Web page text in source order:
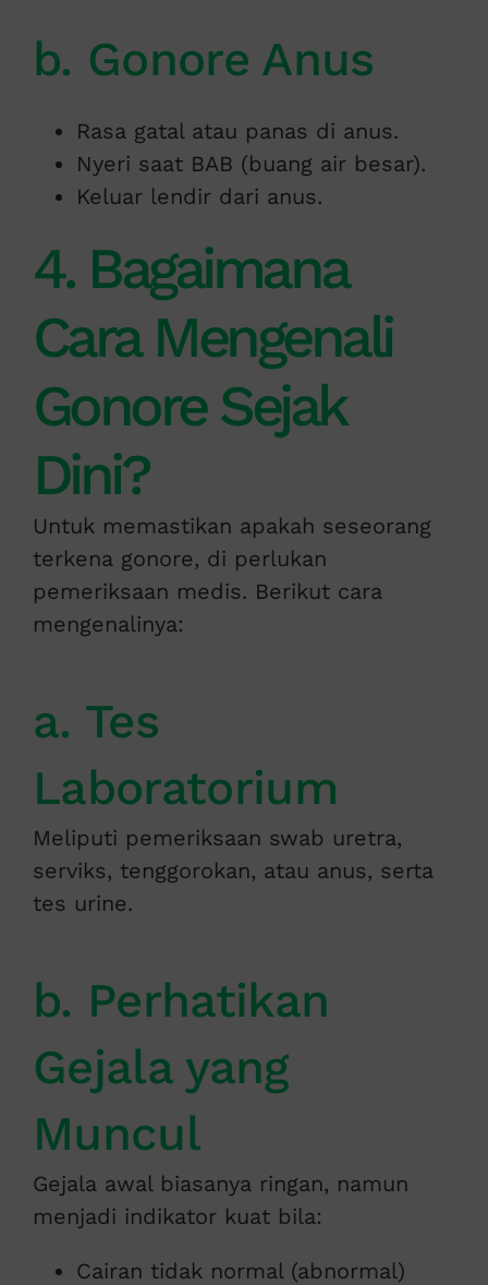
b. Gonore Anus
Rasa gatal atau panas di anus.
Nyeri saat BAB (buang air besar).
Keluar lendir dari anus.
4. Bagaimana
Cara Mengenali
Gonore Sejak
Dini?
Untuk memastikan apakah seseorang
terkena gonore, di perlukan
pemeriksaan medis. Berikut cara
mengenalinya:
a. Tes
Laboratorium
Meliputi pemeriksaan swab uretra,
serviks, tenggorokan, atau anus, serta
tes urine.
b. Perhatikan
Gejala yang
Muncul
Gejala awal biasanya ringan, namun
menjadi indikator kuat bila:
Cairan tidak normal (abnormal)